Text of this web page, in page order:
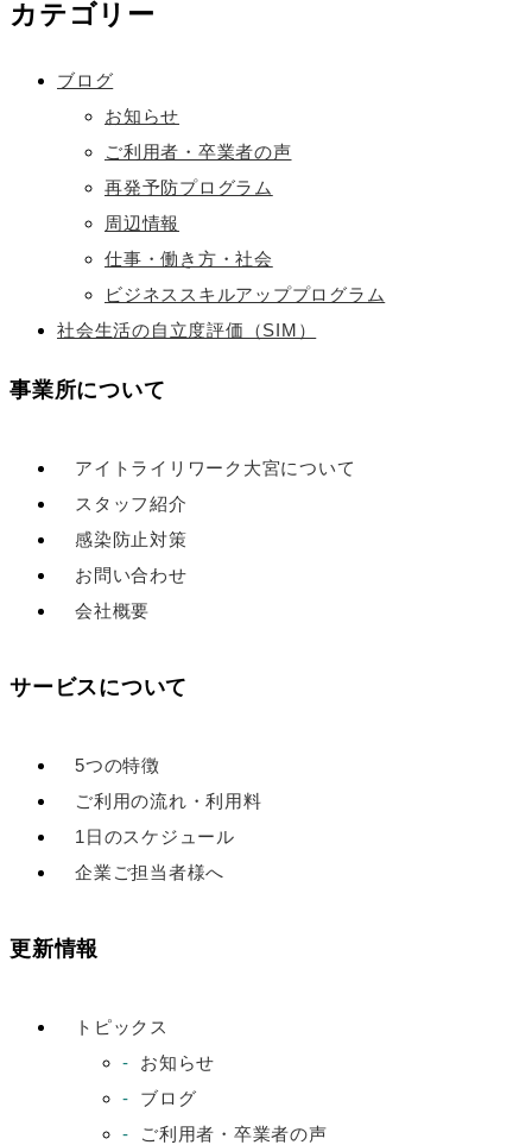
カテゴリー
ブログ
お知らせ
ご利用者・卒業者の声
再発予防プログラム
周辺情報
仕事・働き方・社会
ビジネススキルアッププログラム
社会生活の自立度評価（SIM）
事業所について
アイトライリワーク大宮について
スタッフ紹介
感染防止対策
お問い合わせ
会社概要
サービスについて
5つの特徴
ご利用の流れ・利用料
1日のスケジュール
企業ご担当者様へ
更新情報
トピックス
お知らせ
ブログ
ご利用者・卒業者の声